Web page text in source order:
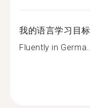
我的语言学习目标
Fluently in Germa...